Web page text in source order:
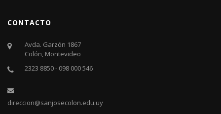
CONTACTO
Avda. Garzón 1867
Colón, Montevideo
2323 8850 - 098 000 546
direccion@sanjosecolon.edu.uy